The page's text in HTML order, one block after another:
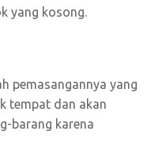
yang kosong.
pemasangannya yang
tempat dan akan
barang karena